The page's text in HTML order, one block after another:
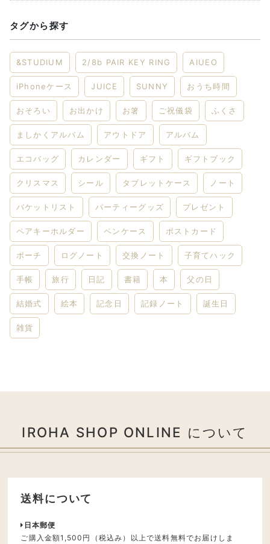
タグから探す
&STUDIUM 2/8b PAIR KEY RING AIUEO
iPhoneケース JUICE SUNNY おうち時間
おそろい お出かけ お箸 ご祝儀袋 ふくさ
ましかくアルバム アウトドア アルバム
エコバッグ カレンダー ギフト ギフトブック
クリスマス シール タブレットケース ノート
バケットリスト パーティーグッズ プレゼント
ペアキーホルダー ペンケース ポストカード
ポーチ ログノート 交換ノート 子育てハック
手帳 旅行 日記 書籍 本 父の日
結婚式 絵本 記念日 記録ノート 誕生日
雑貨
IROHA SHOP ONLINE について
送料について
日本郵便
ご購入金額1,500円（税込み）以上で送料無料でお届けしま